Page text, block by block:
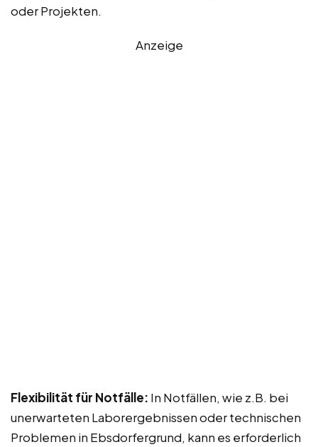
oder Projekten.
Anzeige
Flexibilität für Notfälle: In Notfällen, wie z.B. bei
unerwarteten Laborergebnissen oder technischen
Problemen in Ebsdorfergrund, kann es erforderlich